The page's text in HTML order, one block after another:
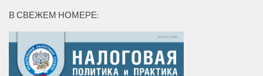
В СВЕЖЕМ НОМЕРЕ: